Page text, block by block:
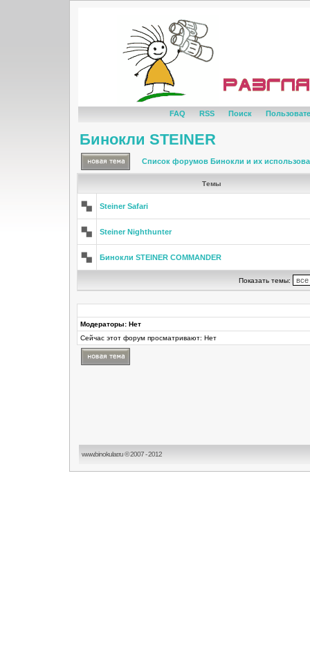
FAQ RSS Поиск
Бинокли STEINER
Список форумов Бинокли и их
Темы
Steiner Safari
Steiner Nighthunter
Бинокли STEINER COMMANDER
Показать темы:
Модераторы: Нет
Сейчас этот форум просматривают: Нет
www.binokular.ru © 2007 - 2012